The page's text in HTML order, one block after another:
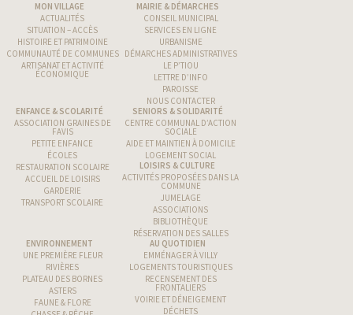
MON VILLAGE
ACTUALITÉS
SITUATION – ACCÈS
HISTOIRE ET PATRIMOINE
COMMUNAUTÉ DE COMMUNES
ARTISANAT ET ACTIVITÉ
ÉCONOMIQUE
MAIRIE & DÉMARCHES
CONSEIL MUNICIPAL
SERVICES EN LIGNE
URBANISME
DÉMARCHES ADMINISTRATIVES
LE P’TIOU
LETTRE D’INFO
PAROISSE
NOUS CONTACTER
ENFANCE & SCOLARITÉ
ASSOCIATION GRAINES DE
FAVIS
PETITE ENFANCE
ÉCOLES
RESTAURATION SCOLAIRE
ACCUEIL DE LOISIRS
GARDERIE
TRANSPORT SCOLAIRE
SENIORS & SOLIDARITÉ
CENTRE COMMUNAL D’ACTION
SOCIALE
AIDE ET MAINTIEN À DOMICILE
LOGEMENT SOCIAL
LOISIRS & CULTURE
ACTIVITÉS PROPOSÉES DANS LA
COMMUNE
JUMELAGE
ASSOCIATIONS
BIBLIOTHÈQUE
RÉSERVATION DES SALLES
ENVIRONNEMENT
UNE PREMIÈRE FLEUR
RIVIÈRES
PLATEAU DES BORNES
ASTERS
FAUNE & FLORE
AU QUOTIDIEN
EMMÉNAGER À VILLY
LOGEMENTS TOURISTIQUES
RECENSEMENT DES
FRONTALIERS
VOIRIE ET DÉNEIGEMENT
DÉCHETS